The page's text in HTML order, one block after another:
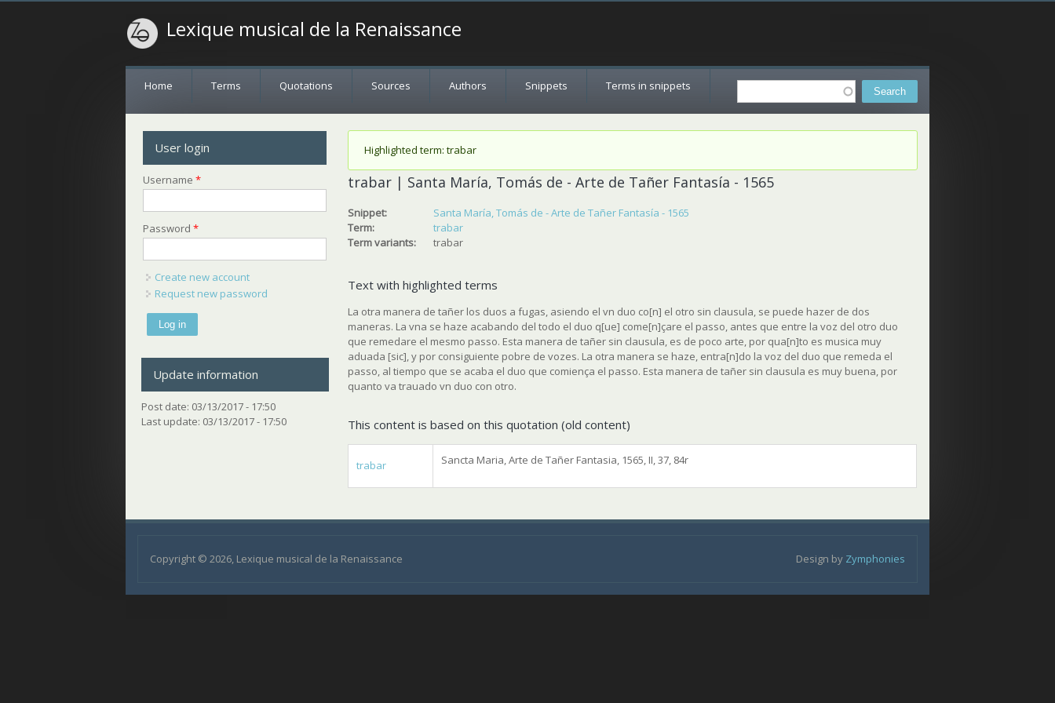
Lexique musical de la Renaissance
Search
Home Terms Quotations Sources Authors Snippets Terms in snippets
Status message
Highlighted term: trabar
trabar | Santa María, Tomás de - Arte de Tañer Fantasía - 1565
Snippet:
Santa María, Tomás de - Arte de Tañer Fantasía - 1565
Term:
trabar
Term variants:
trabar
Text with highlighted terms
La otra manera de tañer los duos a fugas, asiendo el vn duo co[n] el otro sin clausula, se puede hazer de dos
maneras. La vna se haze acabando del todo el duo q[ue] come[n]çare el passo, antes que entre la voz del otro duo
que remedare el mesmo passo. Esta manera de tañer sin clausula, es de poco arte, por qua[n]to es musica muy
aduada [sic], y por consiguiente pobre de vozes. La otra manera se haze, entra[n]do la voz del duo que remeda el
passo, al tiempo que se acaba el duo que comiença el passo. Esta manera de tañer sin clausula es muy buena, por
quanto va trauado vn duo con otro.
This content is based on this quotation (old content)
trabar Sancta Maria, Arte de Tañer Fantasia, 1565, II, 37, 84r
User login
Username*
Password*
Create new account
Request new password
Update information
Post date: 03/13/2017 - 17:50
Last update: 03/13/2017 - 17:50
Copyright © 2026, Lexique musical de la Renaissance Design by Zymphonies